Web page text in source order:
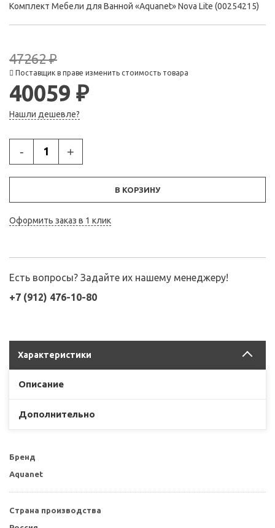
Комплект Мебели для Ванной «Aquanet» Nova Lite (00254215)
47262 ₽
Поставщик в праве изменить стоимость товара
40059 ₽
Нашли дешевле?
- +
В КОРЗИНУ
Оформить заказ в 1 клик
Есть вопросы? Задайте их нашему менеджеру!
+7 (912) 476-10-80
Характеристики
Описание
Дополнительно
Бренд
Aquanet
Страна производства